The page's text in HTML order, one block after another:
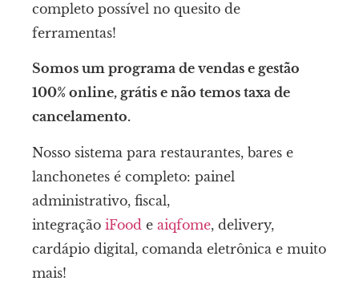
completo possível no quesito de
ferramentas!
Somos um programa de vendas e gestão
100% online, grátis e não temos taxa de
cancelamento.
Nosso sistema para restaurantes, bares e
lanchonetes é completo: painel
administrativo, fiscal,
integração iFood e aiqfome, delivery,
cardápio digital, comanda eletrônica e muito
mais!